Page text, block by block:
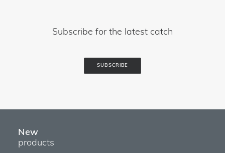
Subscribe for the latest catch
SUBSCRIBE
New
products